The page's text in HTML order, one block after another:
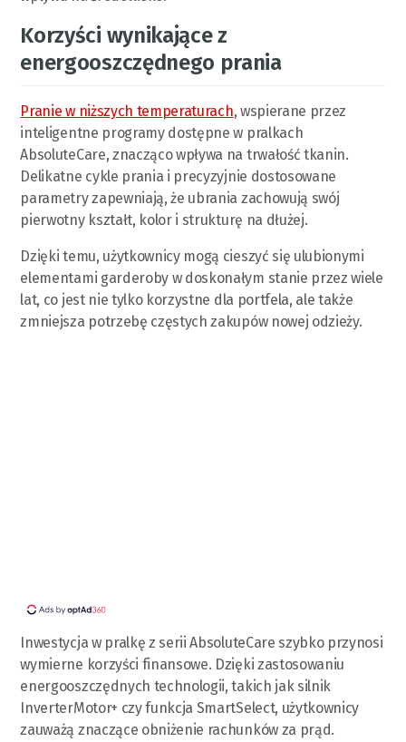
Korzyści wynikające z
energooszczędnego prania
Pranie w niższych temperaturach, wspierane przez
inteligentne programy dostępne w pralkach
AbsoluteCare, znacząco wpływa na trwałość tkanin.
Delikatne cykle prania i precyzyjnie dostosowane
parametry zapewniają, że ubrania zachowują swój
pierwotny kształt, kolor i strukturę na dłużej.
Dzięki temu, użytkownicy mogą cieszyć się ulubionymi
elementami garderoby w doskonałym stanie przez wiele
lat, co jest nie tylko korzystne dla portfela, ale także
zmniejsza potrzebę częstych zakupów nowej odzieży.
Inwestycja w pralkę z serii AbsoluteCare szybko przynosi
wymierne korzyści finansowe. Dzięki zastosowaniu
energooszczędnych technologii, takich jak silnik
InverterMotor+ czy funkcja SmartSelect, użytkownicy
zauważą znaczące obniżenie rachunków za prąd.